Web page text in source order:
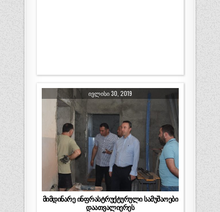
ᲘᲕᲚᲘᲡᲘ 30, 2019
მიმდინარე ინფრასტრუქტურული სამუშაოები
დაათვალიერეს